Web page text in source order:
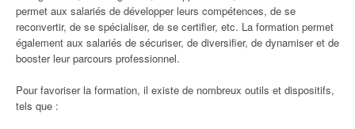
permet aux salariés de développer leurs compétences, de se
reconvertir, de se spécialiser, de se certifier, etc. La formation permet
également aux salariés de sécuriser, de diversifier, de dynamiser et de
booster leur parcours professionnel.
Pour favoriser la formation, il existe de nombreux outils et dispositifs,
tels que :